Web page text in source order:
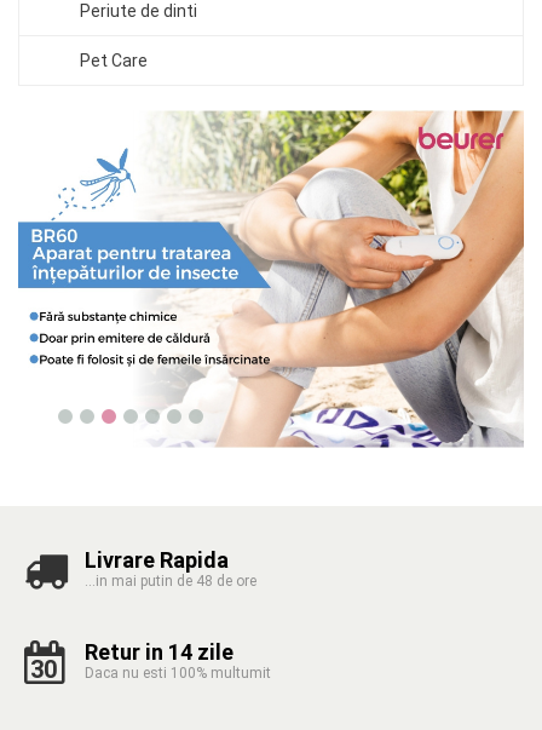
Periute de dinti
Pet Care
Livrare Rapida
...in mai putin de 48 de ore
30
Retur in 14 zile
Daca nu esti 100% multumit